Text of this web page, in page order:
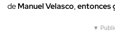
deManuel Velasco,entonces
▼